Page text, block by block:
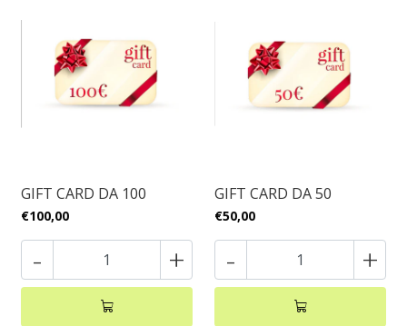
GIFT CARD DA 100
€100,00
- +
GIFT CARD DA 50
€50,00
- +